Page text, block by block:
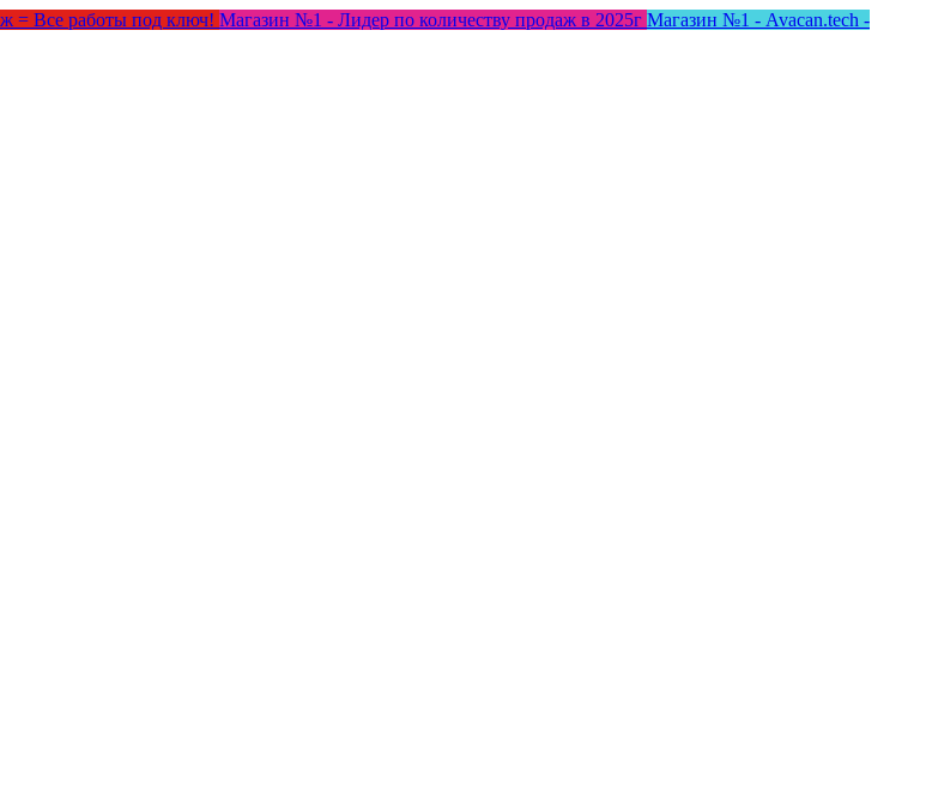
= Все работы под ключ! Магазин №1 - Лидер по количеству продаж в 2025г Магазин №1 - Avacan.tech -